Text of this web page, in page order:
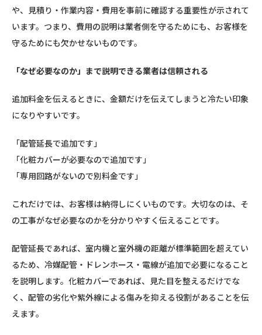
や、見積り・作業内容・費用を事前に確認する重要性が示されて
います。つまり、費用の説明は業者側を守るためにも、お客様を
守るためにも欠かせないものです。
「なぜ必要なのか」まで説明できる業者は信頼される
追加料金を伝えるときに、金額だけを伝えてしまうと冷たい印象
になりやすいです。
「配管延長で追加です」
「化粧カバーが必要なので追加です」
「専用回路がないので別料金です」
これだけでは、お客様は納得しにくいものです。大切なのは、そ
の工事がなぜ必要なのかを分かりやすく伝えることです。
配管延長であれば、室内機と室外機の距離が標準範囲を超えてい
るため、冷媒配管・ドレンホース・電線が追加で必要になること
を説明します。化粧カバーであれば、見た目を整えるだけでな
く、配管の劣化や紫外線による傷みを抑える役割があることを伝
えます。